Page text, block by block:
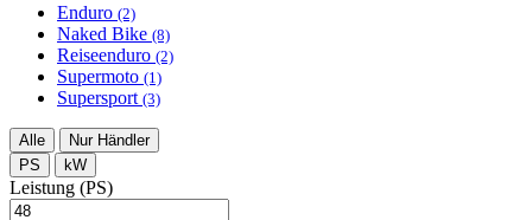
Enduro (2)
Naked Bike (8)
Reiseenduro (2)
Supermoto (1)
Supersport (3)
Alle
Nur Händler
PS
kW
Leistung (PS)